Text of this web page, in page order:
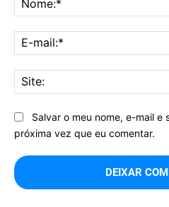
Salvar o meu nome, e-mail
próxima vez que eu comentar.